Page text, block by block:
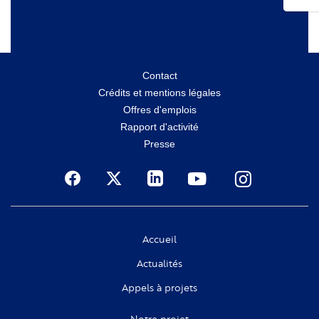
Contact
Crédits et mentions légales
Offres d'emplois
Rapport d'activité
Presse
Social
Accueil
Actualités
Appels à projets